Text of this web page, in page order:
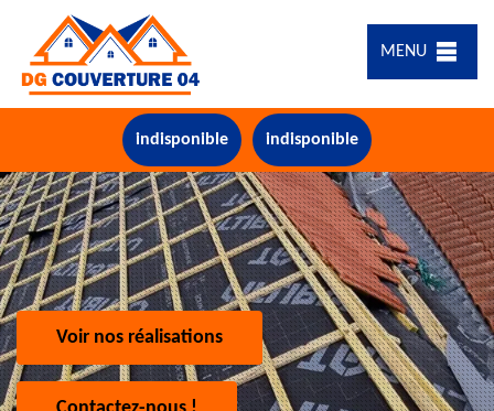
MENU
indisponible indisponible
Voir nos réalisations